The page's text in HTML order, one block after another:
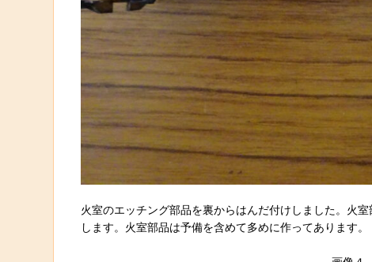
火室のエッチング部品を裏からはんだ付けしました。火
します。火室部品は予備を含めて多めに作ってあります。